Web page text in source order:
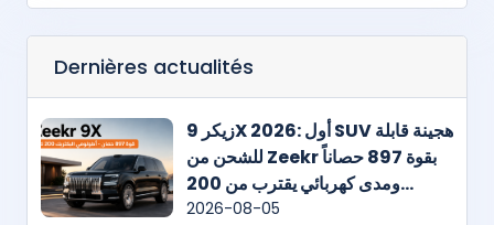
Dernières actualités
زيكر 9X 2026: أول SUV هجينة قابلة
للشحن من Zeekr بقوة 897 حصاناً
ومدى كهربائي يقترب من 200
كيلومتر
2026-08-05